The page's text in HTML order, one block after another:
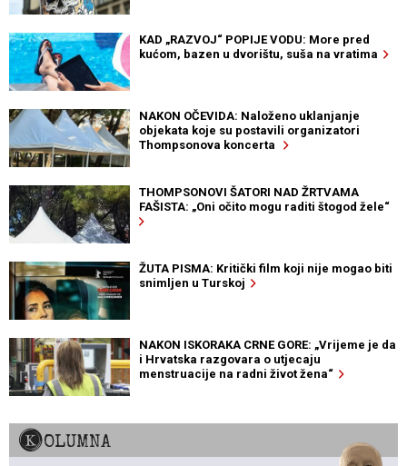
KAD „RAZVOJ“ POPIJE VODU: More pred
kućom, bazen u dvorištu, suša na vratima
NAKON OČEVIDA: Naloženo uklanjanje
objekata koje su postavili organizatori
Thompsonova koncerta
THOMPSONOVI ŠATORI NAD ŽRTVAMA
FAŠISTA: „Oni očito mogu raditi štogod žele“
ŽUTA PISMA: Kritički film koji nije mogao biti
snimljen u Turskoj
NAKON ISKORAKA CRNE GORE: „Vrijeme je da
i Hrvatska razgovara o utjecaju
menstruacije na radni život žena“
KOLUMNA